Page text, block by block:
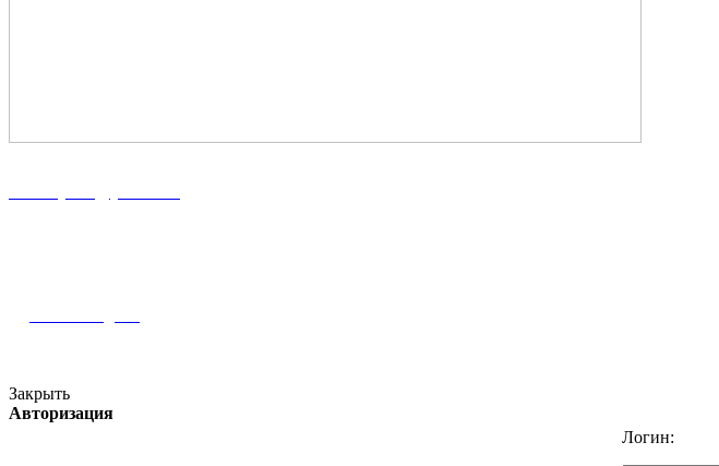
Закрыть
Авторизация
Логин: